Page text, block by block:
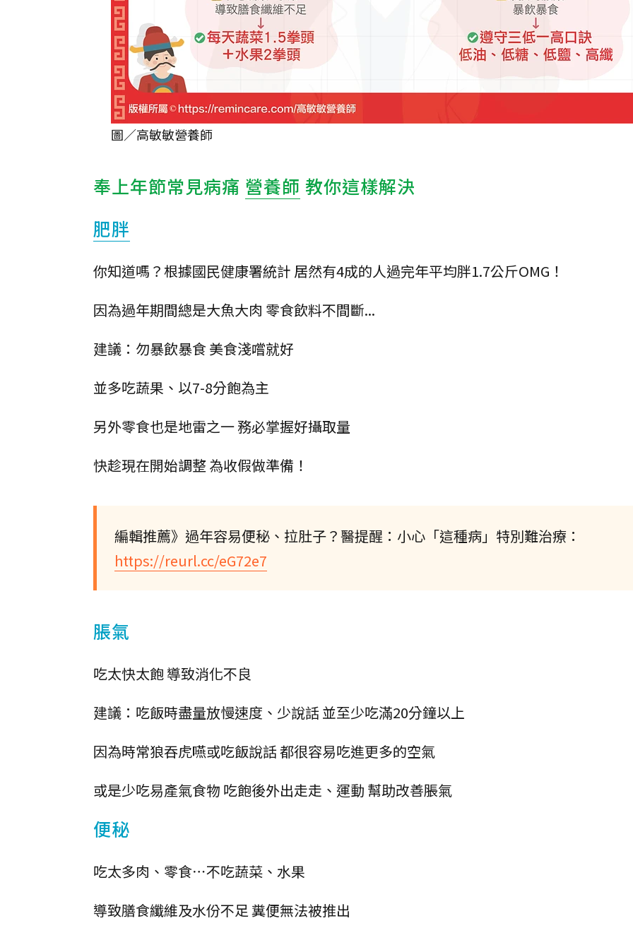
圖／高敏敏營養師
奉上年節常見病痛 營養師 教你這樣解決
肥胖
你知道嗎？根據國民健康署統計 居然有4成的人過完年平均胖1.7公斤OMG！
因為過年期間總是大魚大肉 零食飲料不間斷...
建議：勿暴飲暴食 美食淺嚐就好
並多吃蔬果、以7-8分飽為主
另外零食也是地雷之一 務必掌握好攝取量
快趁現在開始調整 為收假做準備！
編輯推薦》過年容易便秘、拉肚子？醫提醒：小心「這種病」特別難治療：
https://reurl.cc/eG72e7
脹氣
吃太快太飽 導致消化不良
建議：吃飯時盡量放慢速度、少說話 並至少吃滿20分鐘以上
因為時常狼吞虎嚥或吃飯說話 都很容易吃進更多的空氣
或是少吃易產氣食物 吃飽後外出走走、運動 幫助改善脹氣
便秘
吃太多肉、零食⋯不吃蔬菜、水果
導致膳食纖維及水份不足 糞便無法被推出